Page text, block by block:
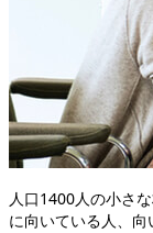
人口1400人の小さ
に向いている人、向